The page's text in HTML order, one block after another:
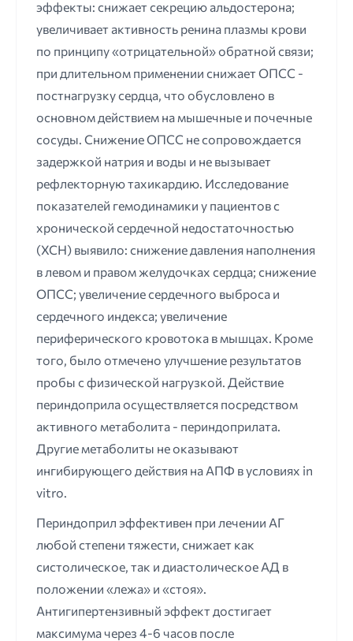
эффекты: снижает секрецию альдостерона;
увеличивает активность ренина плазмы крови
по принципу «отрицательной» обратной связи;
при длительном применении снижает ОПСС -
постнагрузку сердца, что обусловлено в
основном действием на мышечные и почечные
сосуды. Снижение ОПСС не сопровождается
задержкой натрия и воды и не вызывает
рефлекторную тахикардию. Исследование
показателей гемодинамики у пациентов с
хронической сердечной недостаточностью
(ХСН) выявило: снижение давления наполнения
в левом и правом желудочках сердца; снижение
ОПСС; увеличение сердечного выброса и
сердечного индекса; увеличение
периферического кровотока в мышцах. Кроме
того, было отмечено улучшение результатов
пробы с физической нагрузкой. Действие
периндоприла осуществляется посредством
активного метаболита - периндоприлата.
Другие метаболиты не оказывают
ингибирующего действия на АПФ в условиях in
vitro.
Периндоприл эффективен при лечении АГ
любой степени тяжести, снижает как
систолическое, так и диастолическое АД в
положении «лежа» и «стоя».
Антигипертензивный эффект достигает
максимума через 4-6 часов после